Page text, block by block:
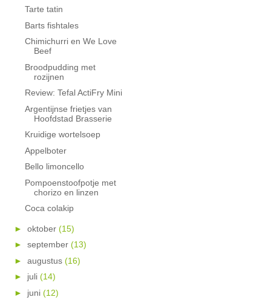
Tarte tatin
Barts fishtales
Chimichurri en We Love
Beef
Broodpudding met
rozijnen
Review: Tefal ActiFry Mini
Argentijnse frietjes van
Hoofdstad Brasserie
Kruidige wortelsoep
Appelboter
Bello limoncello
Pompoenstoofpotje met
chorizo en linzen
Coca colakip
► oktober (15)
► september (13)
► augustus (16)
► juli (14)
► juni (12)